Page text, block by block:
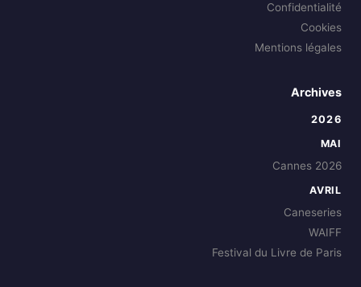
Confidentialité
Cookies
Mentions légales
Archives
2026
MAI
Cannes 2026
AVRIL
Caneseries
WAIFF
Festival du Livre de Paris